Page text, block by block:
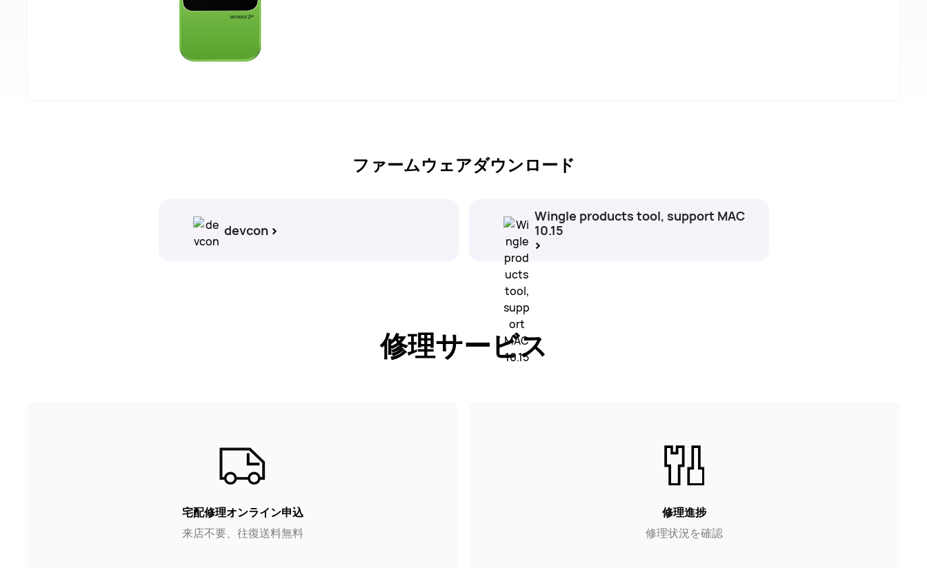
ファームウェアダウンロード
devcon
Wingle products tool, support MAC
10.15
修理サービス
宅配修理オンライン申込
来店不要、往復送料無料
修理進捗
修理状況を確認